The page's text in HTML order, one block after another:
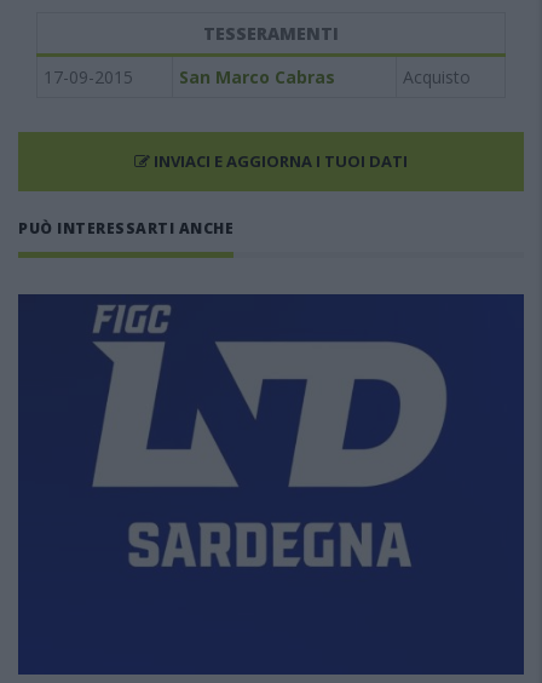
TESSERAMENTI
17-09-2015
San Marco Cabras Acquisto
INVIACI E AGGIORNA I TUOI DATI
PUÒ INTERESSARTI ANCHE